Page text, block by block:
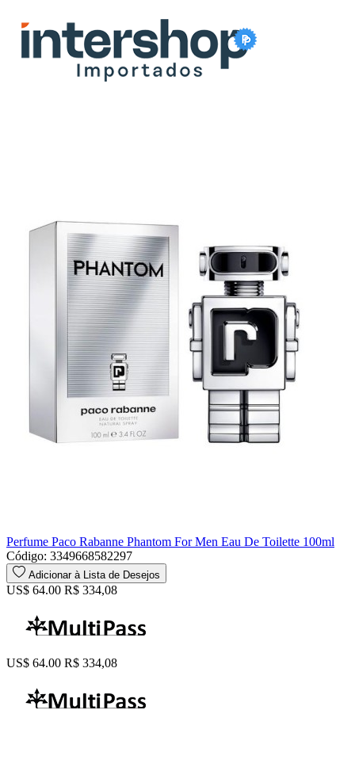
Perfume Paco Rabanne Phantom For Men Eau De Toilette 100ml
Código: 3349668582297
Adicionar à Lista de Desejos
US$ 64.00 R$ 334,08
US$ 64.00 R$ 334,08